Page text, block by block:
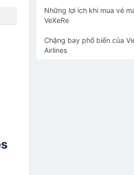
Những lợi ích khi mua vé
VeXeRe
Chặng bay phổ biến của
Airlines